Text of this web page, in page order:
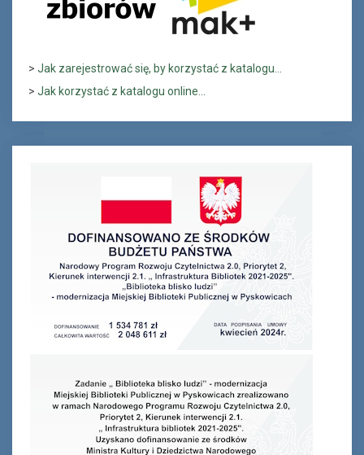
> Jak zarejestrować się, by korzystać z katalogu...
> Jak korzystać z katalogu online...